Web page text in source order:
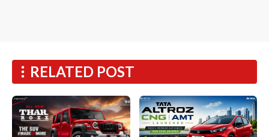
RELATED POST